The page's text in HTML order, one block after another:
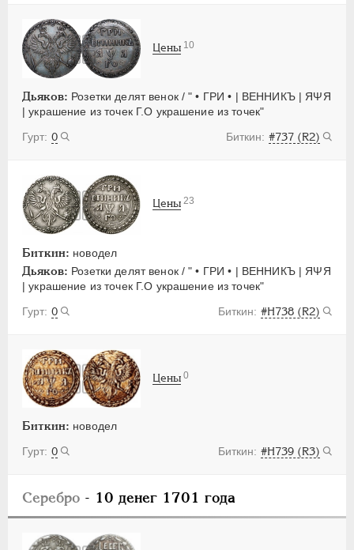
Дьяков: Розетки делят венок / " • ГРИ • | ВЕННИКЪ | ЯΨЯ
| украшение из точек Г.О украшение из точек"
0
#737 (R2)
Цены 10
Биткин: новодел
Дьяков: Розетки делят венок / " • ГРИ • | ВЕННИКЪ | ЯΨЯ
| украшение из точек Г.О украшение из точек"
0
#H738 (R2)
Цены 23
Биткин: новодел
0
#H739 (R3)
Цены 0
Серебро - 10 денег 1701 года